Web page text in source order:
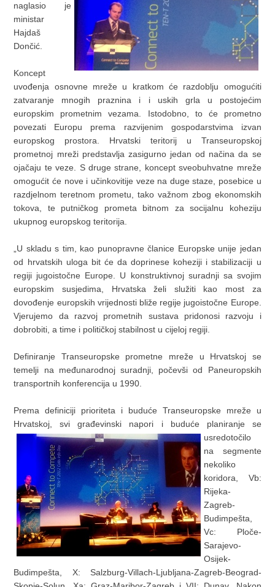
naglasio je
ministar
Hajdaš
Dončić.
Koncept
uvođenja osnovne mreže u kratkom će razdoblju omogućiti
zatvaranje mnogih praznina i i uskih grla u postojećim
europskim prometnim vezama. Istodobno, to će prometno
povezati Europu prema razvijenim gospodarstvima izvan
europskog prostora. Hrvatski teritorij u Transeuropskoj
prometnoj mreži predstavlja zasigurno jedan od načina da se
ojačaju te veze. S druge strane, koncept sveobuhvatne mreže
omogućit će nove i učinkovitije veze na duge staze, posebice u
razdjelnom teretnom prometu, tako važnom zbog ekonomskih
tokova, te putničkog prometa bitnom za socijalnu koheziju
ukupnog europskog teritorija.
„U skladu s tim, kao punopravne članice Europske unije jedan
od hrvatskih uloga bit će da doprinese koheziji i stabilizaciji u
regiji jugoistočne Europe. U konstruktivnoj suradnji sa svojim
europskim susjedima, Hrvatska želi služiti kao most za
dovođenje europskih vrijednosti bliže regije jugoistočne Europe.
Vjerujemo da razvoj prometnih sustava pridonosi razvoju i
dobrobiti, a time i političkoj stabilnost u cijeloj regiji.
Definiranje Transeuropske prometne mreže u Hrvatskoj se
temelji na međunarodnoj suradnji, počevši od Paneuropskih
transportnih konferencija u 1990.
Prema definiciji prioriteta i buduće Transeuropske mreže u
Hrvatskoj, svi građevinski napori i buduće planiranje se
usredotočilo
na segmente
nekoliko
koridora, Vb:
Rijeka-
Zagreb-
Budimpešta,
Vc: Ploče-
Sarajevo-
Osijek-
Budimpešta, X: Salzburg-Villach-Ljubljana-Zagreb-Beograd-